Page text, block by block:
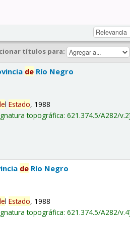
títulos para:
de Río Negro
lEstado, 1988
topográfica:621.374.5/A282/v.2
de Río Negro
lEstado, 1988
topográfica:621.374.5/A282/v.4